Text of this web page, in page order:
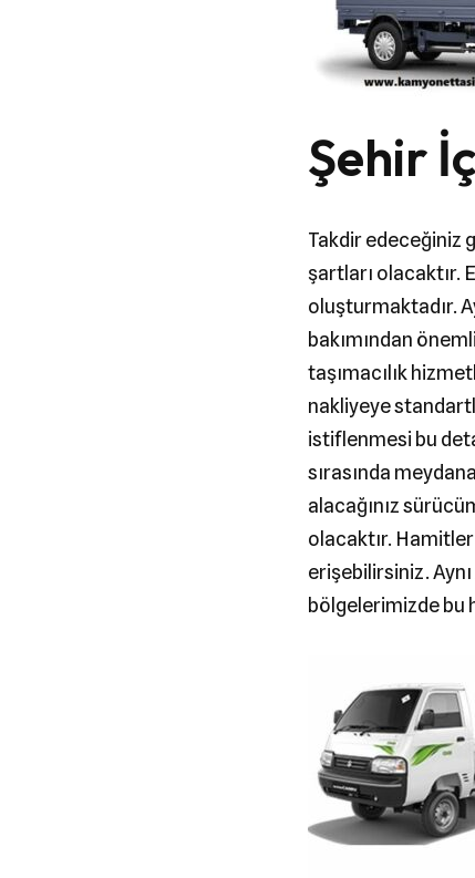
Şehir
Takdir edeceğiniz
şartları olacaktır.
oluşturmaktadır.
bakımından
taşımacılık
nakliyeye
istiflenmesi bu
sırasında
alacağınız
olacaktır.
erişebilirsiniz.
bölgelerimizde bu